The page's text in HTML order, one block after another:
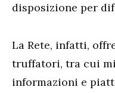
disposizione per
La Rete, infatti,
truffatori, tra cui
informazioni e